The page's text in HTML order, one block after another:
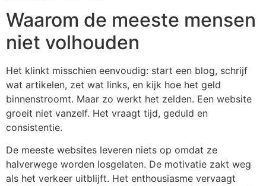
Waarom de meeste mensen
niet volhouden
Het klinkt misschien eenvoudig: start een blog, schrijf
wat artikelen, zet wat links, en kijk hoe het geld
binnenstroomt. Maar zo werkt het zelden. Een website
groeit niet vanzelf. Het vraagt tijd, geduld en
consistentie.
De meeste websites leveren niets op omdat ze
halverwege worden losgelaten. De motivatie zakt weg
als het verkeer uitblijft. Het enthousiasme vervaagt